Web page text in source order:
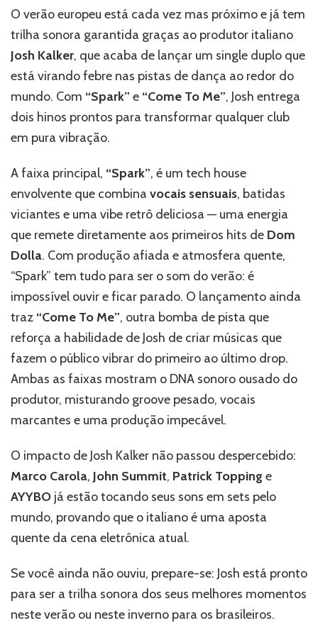
“Spark”
e
“Come
To
Me”
e
promete
incendiar
as
neste
verão
O verão europeu está cada vez mas próximo e já tem
trilha sonora garantida graças ao produtor italiano
Josh Kalker, que acaba de lançar um single duplo que
está virando febre nas pistas de dança ao redor do
mundo. Com “Spark” e “Come To Me”, Josh entrega
dois hinos prontos para transformar qualquer club
em pura vibração.
A faixa principal, “Spark”, é um tech house
envolvente que combina vocais sensuais, batidas
viciantes e uma vibe retrô deliciosa — uma energia
que remete diretamente aos primeiros hits de Dom
Dolla. Com produção afiada e atmosfera quente,
“Spark” tem tudo para ser o som do verão: é
impossível ouvir e ficar parado. O lançamento ainda
traz “Come To Me”, outra bomba de pista que
reforça a habilidade de Josh de criar músicas que
fazem o público vibrar do primeiro ao último drop.
Ambas as faixas mostram o DNA sonoro ousado do
produtor, misturando groove pesado, vocais
marcantes e uma produção impecável.
O impacto de Josh Kalker não passou despercebido:
Marco Carola, John Summit, Patrick Topping e
AYYBO já estão tocando seus sons em sets pelo
mundo, provando que o italiano é uma aposta
quente da cena eletrônica atual.
Se você ainda não ouviu, prepare-se: Josh está pronto
para ser a trilha sonora dos seus melhores momentos
neste verão ou neste inverno para os brasileiros.